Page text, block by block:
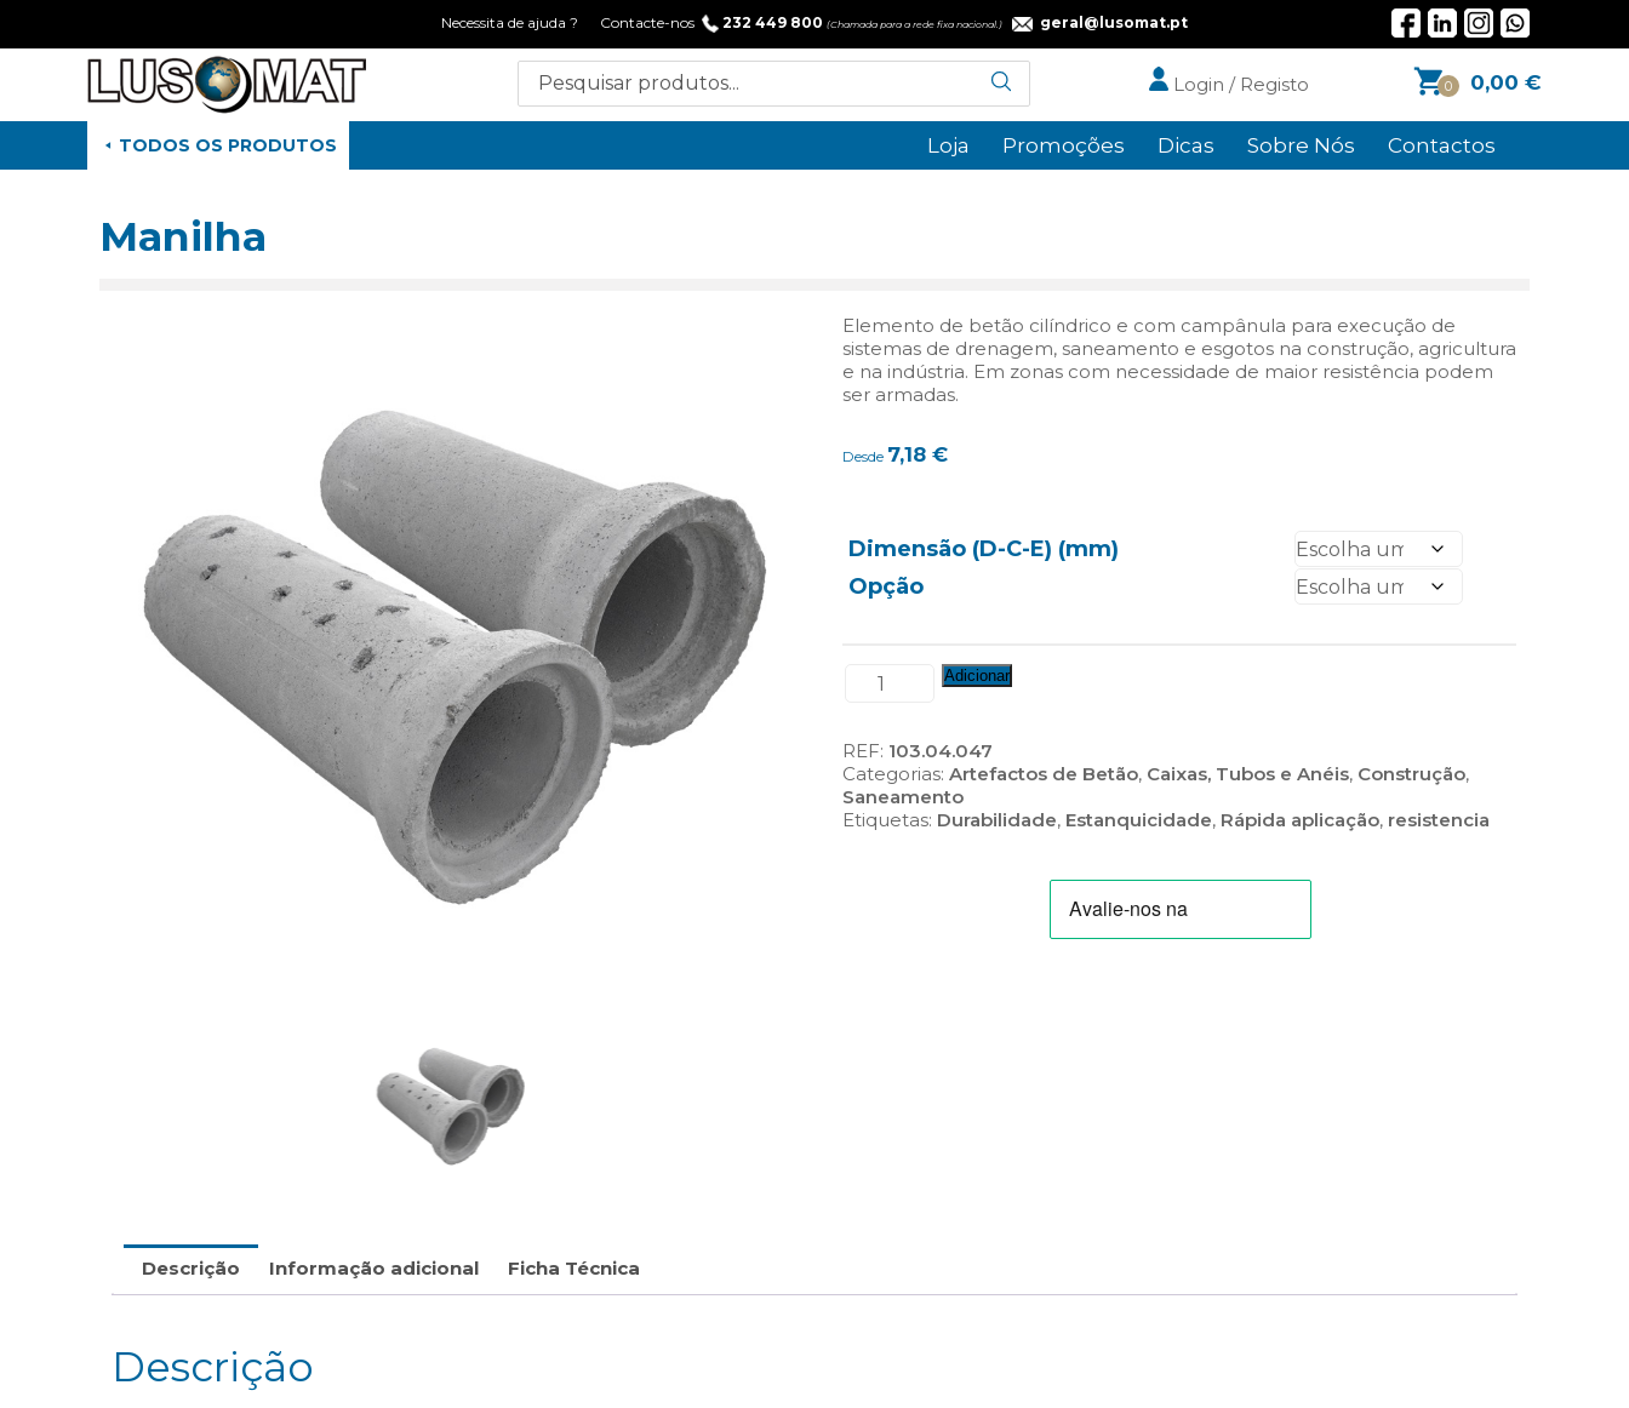
Necessita de ajuda ? Contacte-nos 232 449 800 (Chamada para a rede fixa nacional.) geral@lusomat.pt
0 0,00 €
Login / Registo
TODOS OS PRODUTOS Loja Promoções Dicas Sobre Nós Contactos
Manilha
Elemento de betão cilíndrico e com campânula para execução de
sistemas de drenagem, saneamento e esgotos na construção, agricultura
e na indústria. Em zonas com necessidade de maior resistência podem
ser armadas.
Desde 7,18€
Dimensão (D-C-E) (mm)
Opção
QuantidadeAdicionar
REF: 103.04.047
Categorias:Artefactos de Betão, Caixas, Tubos e Anéis, Construção,
Saneamento
Etiquetas: Durabilidade, Estanquicidade, Rápida aplicação, resistencia
Descrição Informação adicional Ficha Técnica
Descrição